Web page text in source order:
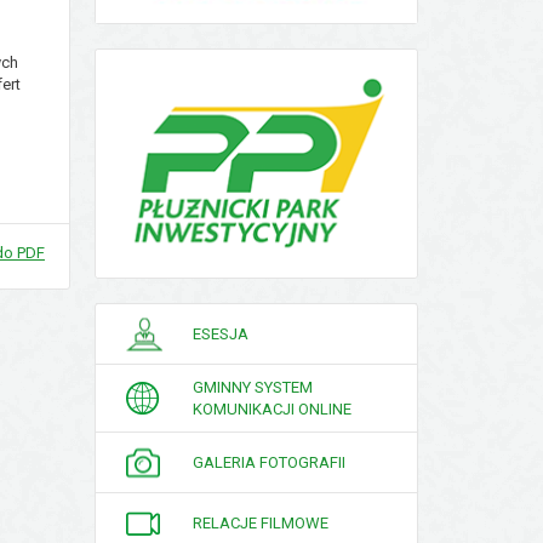
PDF
PORADNIK
INTERESANTA
ESESJA
GMINNY SYSTEM
KOMUNIKACJI ONLINE
GALERIA FOTOGRAFII
RELACJE FILMOWE